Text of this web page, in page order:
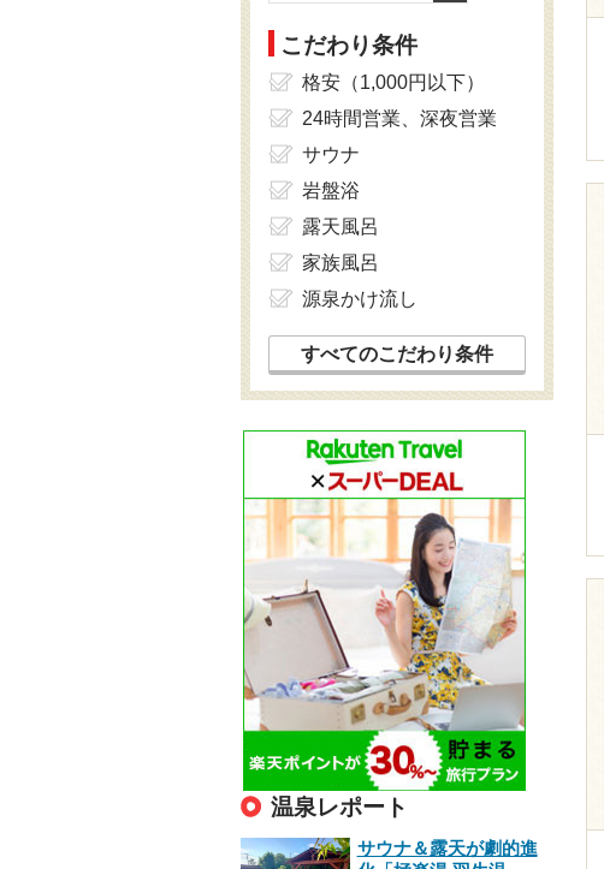
こだわり条件
格安（1,000円以下）
24時間営業、深夜営業
サウナ
岩盤浴
露天風呂
家族風呂
源泉かけ流し
すべてのこだわり条件
温泉レポート
サウナ＆露天が劇的進